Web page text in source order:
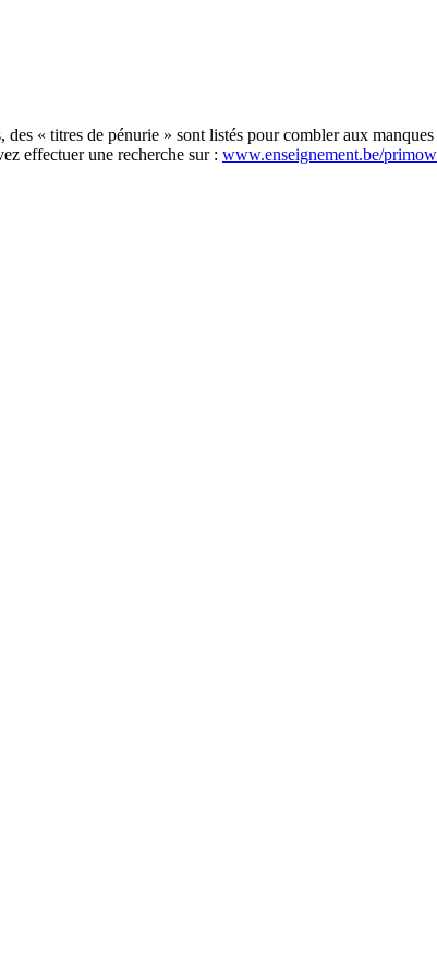
« titres de pénurie » sont listés pour combler aux
effectuer une recherche sur : www.enseignement.be/